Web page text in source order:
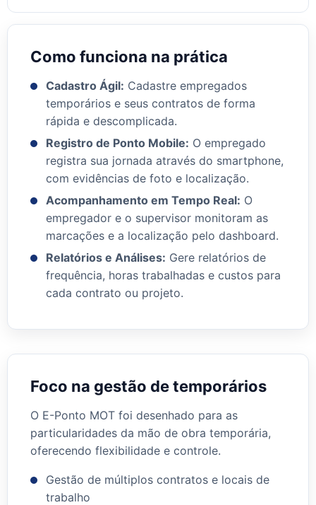
Como funciona na prática
Cadastro Ágil: Cadastre empregados
temporários e seus contratos de forma
rápida e descomplicada.
Registro de Ponto Mobile: O empregado
registra sua jornada através do smartphone,
com evidências de foto e localização.
Acompanhamento em Tempo Real: O
empregador e o supervisor monitoram as
marcações e a localização pelo dashboard.
Relatórios e Análises: Gere relatórios de
frequência, horas trabalhadas e custos para
cada contrato ou projeto.
Foco na gestão de temporários
O E-Ponto MOT foi desenhado para as
particularidades da mão de obra temporária,
oferecendo flexibilidade e controle.
Gestão de múltiplos contratos e locais de
trabalho